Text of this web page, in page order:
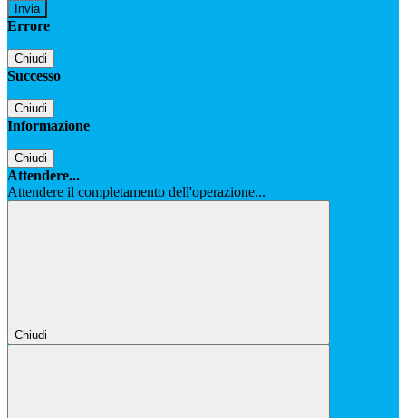
Errore
Chiudi
Successo
Chiudi
Informazione
Chiudi
Attendere...
Attendere il completamento dell'operazione...
Chiudi